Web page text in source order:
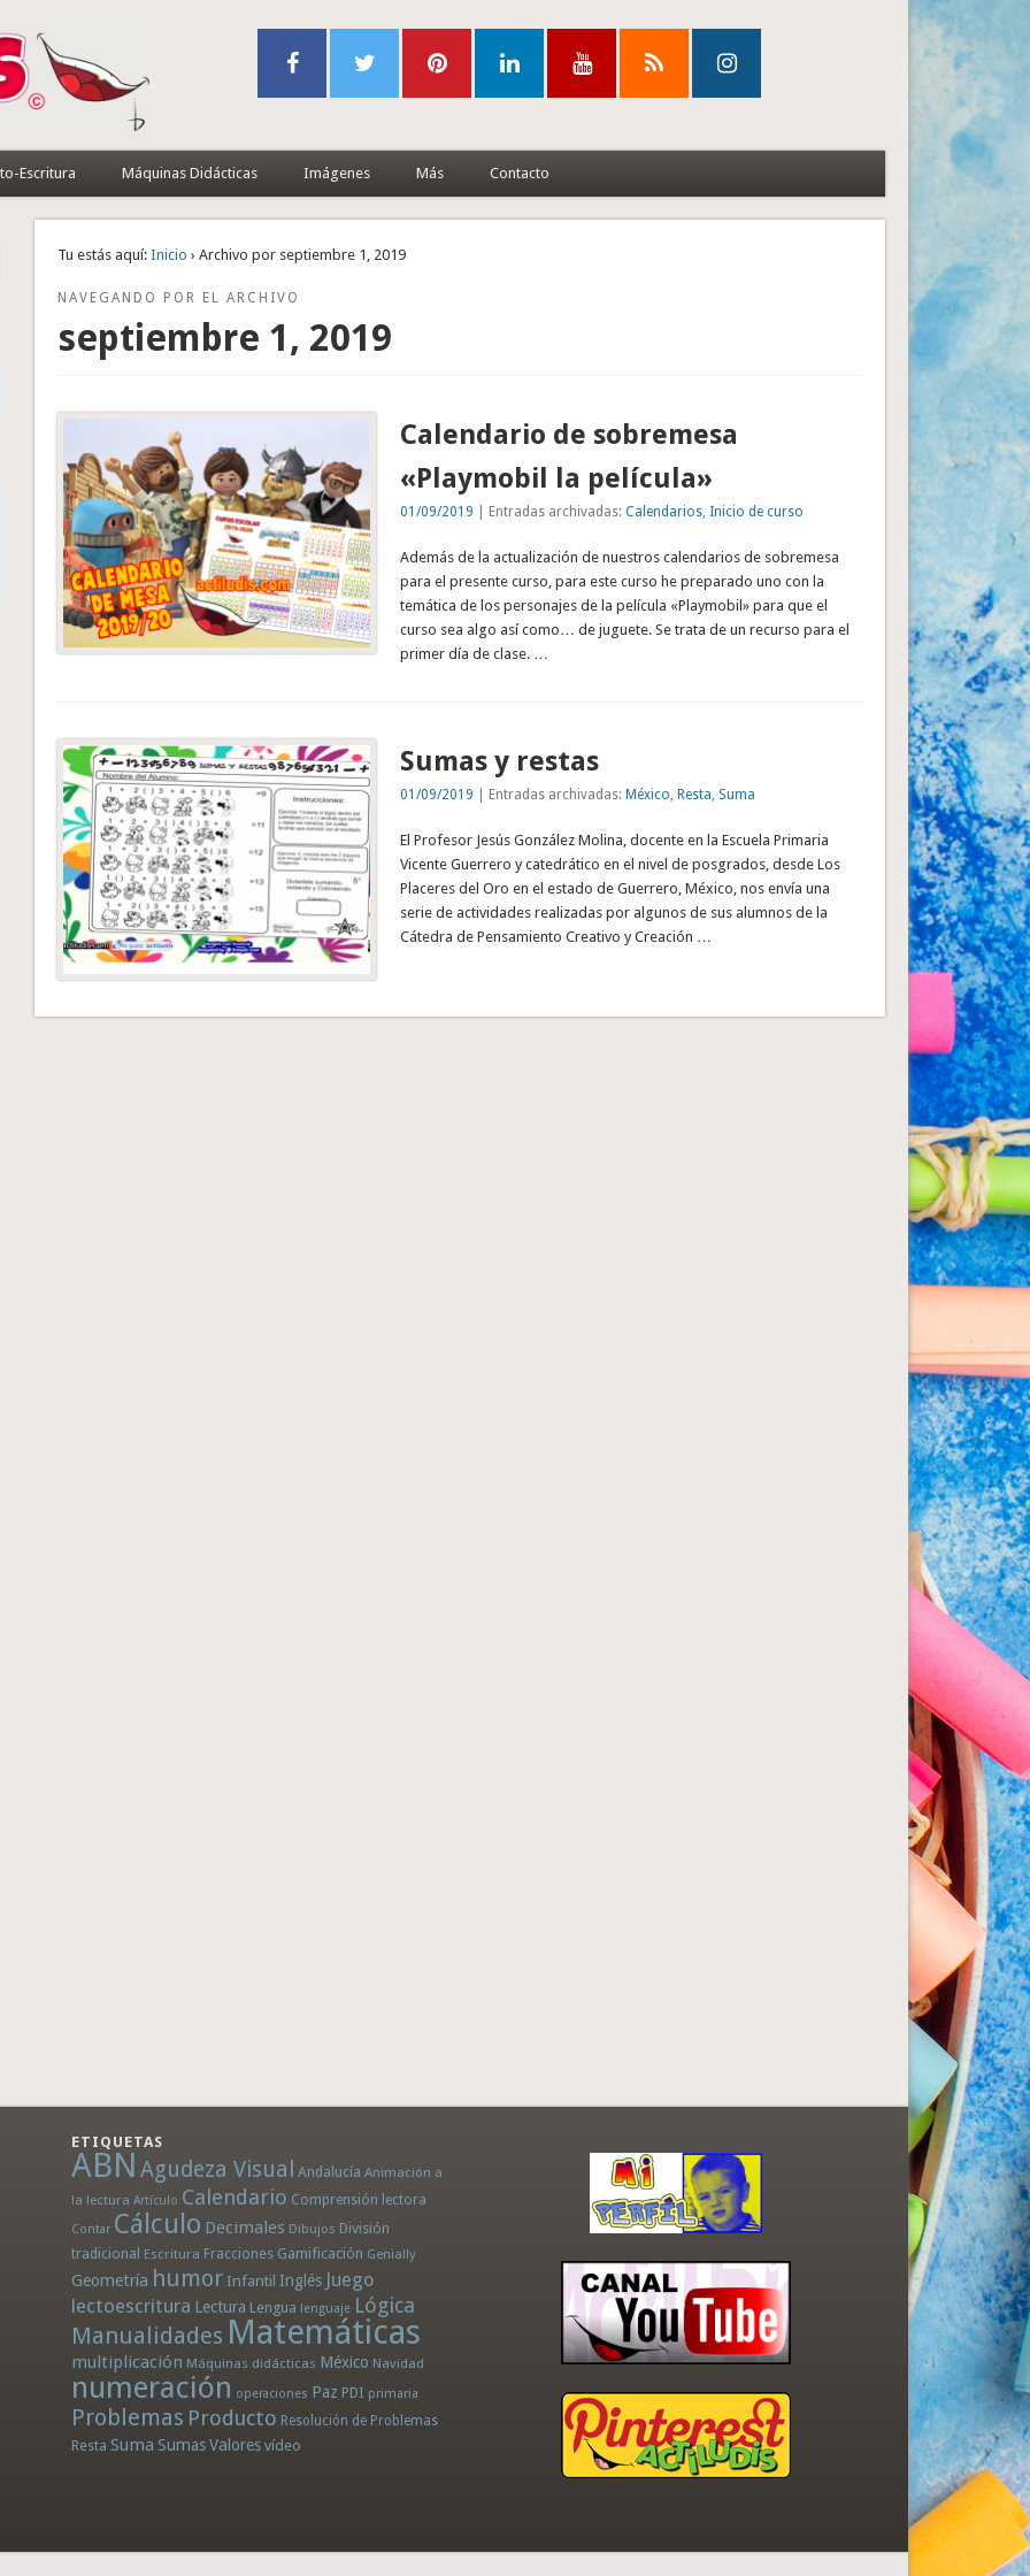
Escritura Máquinas Didácticas Imágenes Más Contacto
Tu estás aquí: Inicio › Archivo por septiembre 1, 2019
NAVEGANDO POR EL ARCHIVO
septiembre 1, 2019
Calendario de sobremesa
«Playmobil la película»
01/09/2019 | Entradas archivadas: Calendarios, Inicio de curso
Además de la actualización de nuestros calendarios de sobremesa
para el presente curso, para este curso he preparado uno con la
temática de los personajes de la película «Playmobil» para que el
curso sea algo así como… de juguete. Se trata de un recurso para el
primer día de clase. …
Sumas y restas
01/09/2019 | Entradas archivadas: México, Resta, Suma
El Profesor Jesús González Molina, docente en la Escuela Primaria
Vicente Guerrero y catedrático en el nivel de posgrados, desde Los
Placeres del Oro en el estado de Guerrero, México, nos envía una
serie de actividades realizadas por algunos de sus alumnos de la
Cátedra de Pensamiento Creativo y Creación …
ETIQUETAS
ABN Agudeza Visual Andalucía Animación a
la lectura Artículo Calendario Comprensión lectora
Contar Cálculo Decimales Dibujos División
tradicional Escritura Fracciones Gamificación Genially
Geometría humor Infantil Inglés Juego
lectoescritura Lectura Lengua lenguaje Lógica
Manualidades Matemáticas
multiplicación Máquinas didácticas México Navidad
numeración operaciones Paz PDI primaria
Problemas Producto Resolución de Problemas
Resta Suma SumasValores vídeo